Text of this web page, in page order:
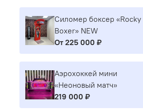
Силомер боксер «Rocky
Boxer» NEW
От 225 000 ₽
Аэрохоккей мини
«Неоновый матч»
219 000 ₽